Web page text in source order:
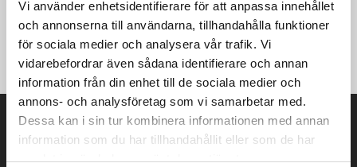
Vi använder enhetsidentifierare för att anpassa innehållet
och annonserna till användarna, tillhandahålla funktioner
för sociala medier och analysera vår trafik. Vi
vidarebefordrar även sådana identifierare och annan
information från din enhet till de sociala medier och
annons- och analysföretag som vi samarbetar med.
Dessa kan i sin tur kombinera informationen med annan
information som du har tillhandahållit eller som de har
samlat in när du har använt deras tjänster.
·133 g/m² ·100% bomullstwill (färgat garn) ·Medelstor krage
"cutaway" ·Integrerad krage och manschett ·Ryggok ·Insydda
veck i ryggen ·Två knappar på manchett ·Rundad nederkant
·Lättstruken ·Slim fit.
Prisuppgift på mailen?